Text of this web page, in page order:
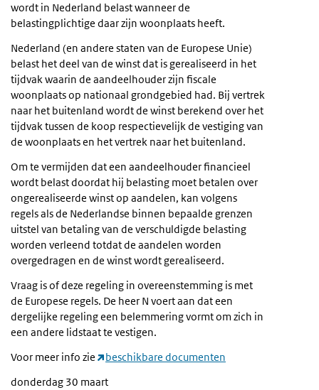
wordt in Nederland belast wanneer de
belastingplichtige daar zijn woonplaats heeft.
Nederland (en andere staten van de Europese Unie)
belast het deel van de winst dat is gerealiseerd in het
tijdvak waarin de aandeelhouder zijn fiscale
woonplaats op nationaal grondgebied had. Bij vertrek
naar het buitenland wordt de winst berekend over het
tijdvak tussen de koop respectievelijk de vestiging van
de woonplaats en het vertrek naar het buitenland.
Om te vermijden dat een aandeelhouder financieel
wordt belast doordat hij belasting moet betalen over
ongerealiseerde winst op aandelen, kan volgens
regels als de Nederlandse binnen bepaalde grenzen
uitstel van betaling van de verschuldigde belasting
worden verleend totdat de aandelen worden
overgedragen en de winst wordt gerealiseerd.
Vraag is of deze regeling in overeenstemming is met
de Europese regels. De heer N voert aan dat een
dergelijke regeling een belemmering vormt om zich in
een andere lidstaat te vestigen.
Voor meer info zie
beschikbare documenten
donderdag 30 maart